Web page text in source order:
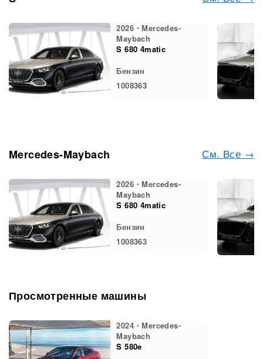
2026・Mercedes-
Maybach
S 680 4matic
Бензин
1008363
См. Все →
Mercedes-Maybach
2026・Mercedes-
Maybach
S 680 4matic
Бензин
1008363
Просмотренные машины
2024・Mercedes-
Maybach
S 580e